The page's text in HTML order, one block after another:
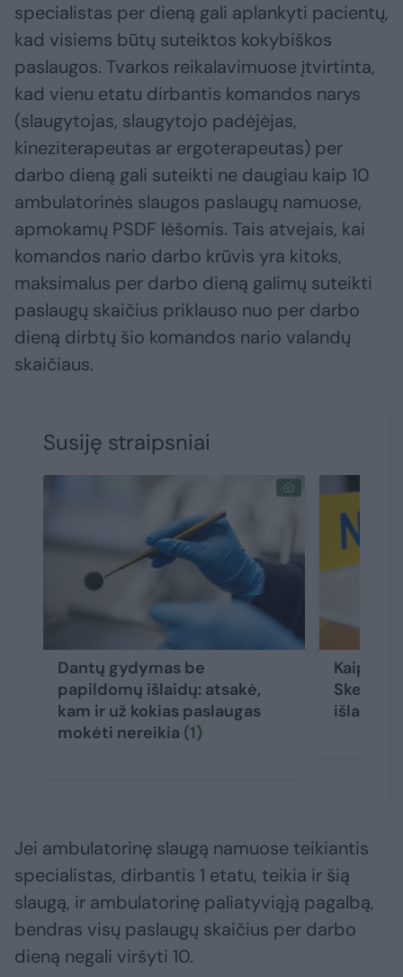
specialistas per dieną gali aplankyti pacientų,
kad visiems būtų suteiktos kokybiškos
paslaugos. Tvarkos reikalavimuose įtvirtinta,
kad vienu etatu dirbantis komandos narys
(slaugytojas, slaugytojo padėjėjas,
kineziterapeutas ar ergoterapeutas) per
darbo dieną gali suteikti ne daugiau kaip 10
ambulatorinės slaugos paslaugų namuose,
apmokamų PSDF lėšomis. Tais atvejais, kai
komandos nario darbo krūvis yra kitoks,
maksimalus per darbo dieną galimų suteikti
paslaugų skaičius priklauso nuo per darbo
dieną dirbtų šio komandos nario valandų
skaičiaus.
Susiję straipsniai
Dantų gydymas be
papildomų išlaidų: atsakė,
kam ir už kokias paslaugas
mokėti nereikia (1)
Kaip
Skelbia,
išlaidas
Jei ambulatorinę slaugą namuose teikiantis
specialistas, dirbantis 1 etatu, teikia ir šią
slaugą, ir ambulatorinę paliatyviąją pagalbą,
bendras visų paslaugų skaičius per darbo
dieną negali viršyti 10.